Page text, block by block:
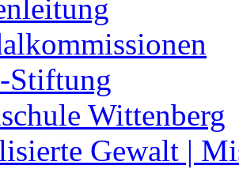
Stiftung
Wittenberg
Gewalt |